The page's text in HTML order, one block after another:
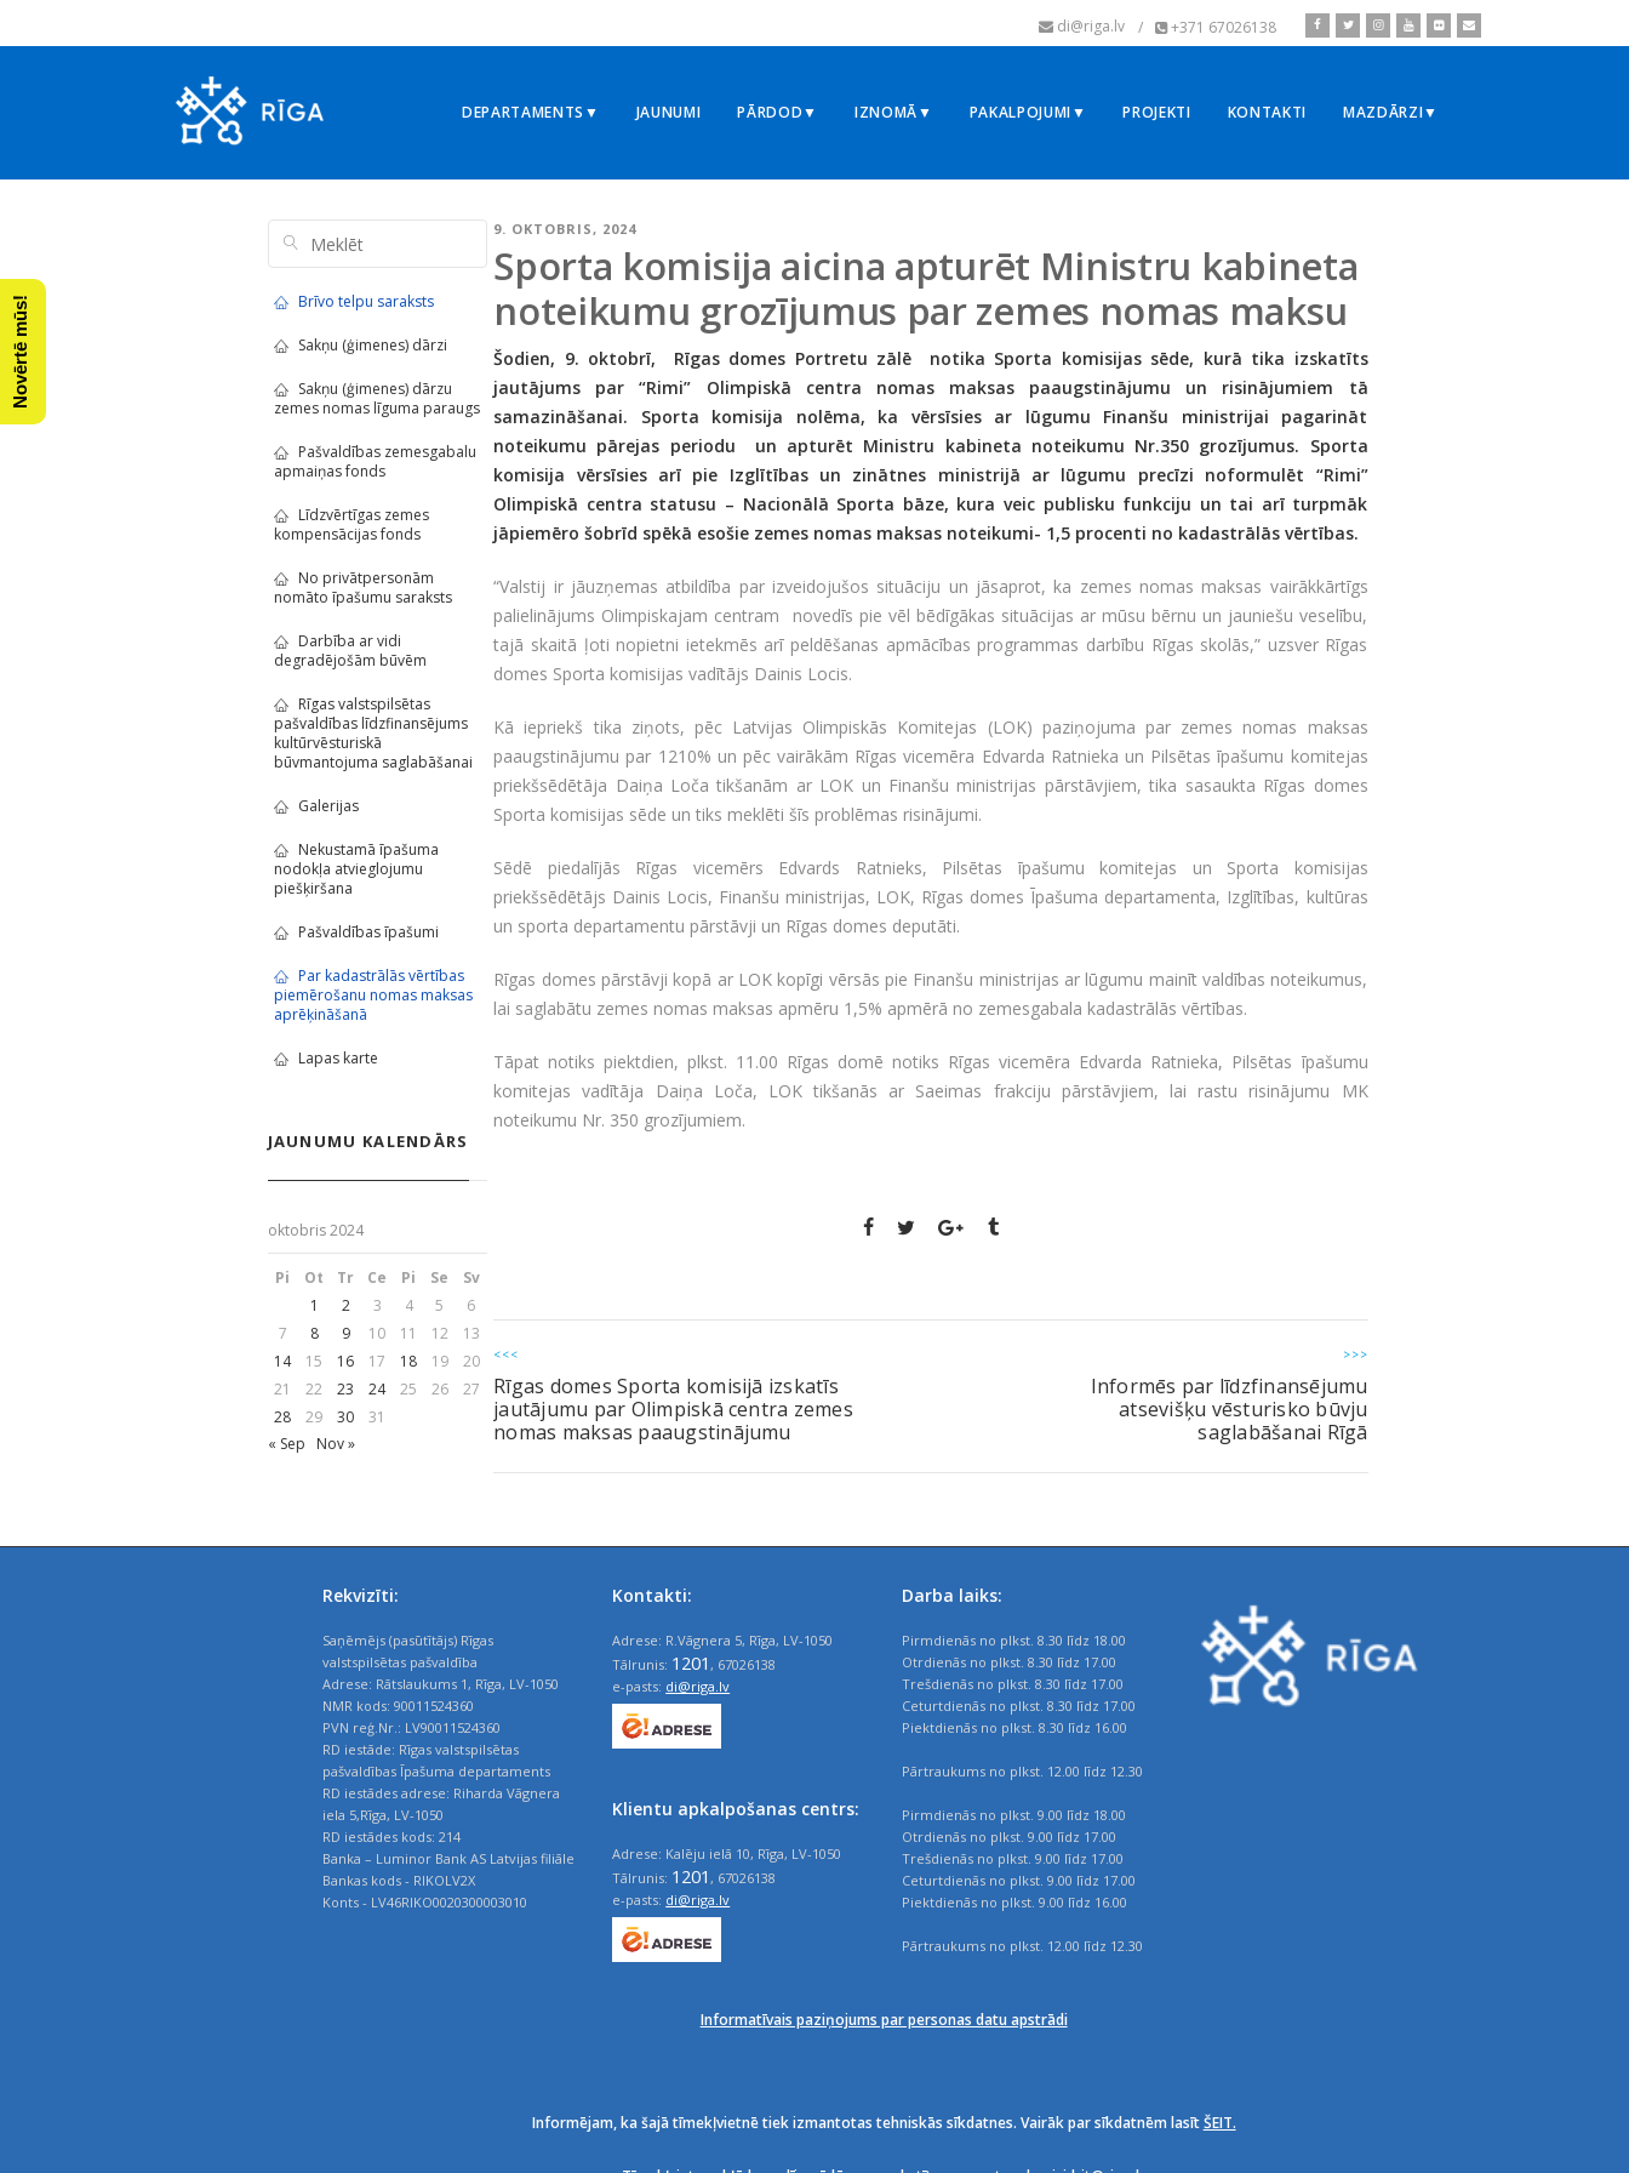
di@riga.lv / +371 67026138
DEPARTAMENTS▼ JAUNUMI PĀRDOD▼ IZNOMĀ▼ PAKALPOJUMI▼ PROJEKTI KONTAKTI MAZDĀRZI▼
9. OKTOBRIS, 2024
Sporta komisija aicina apturēt Ministru kabineta
noteikumu grozījumus par zemes nomas maksu
Šodien, 9. oktobrī, Rīgas domes Portretu zālē notika Sporta komisijas sēde, kurā tika izskatīts
jautājums par “Rimi” Olimpiskā centra nomas maksas paaugstinājumu un risinājumiem tā
samazināšanai. Sporta komisija nolēma, ka vērsīsies ar lūgumu Finanšu ministrijai pagarināt
noteikumu pārejas periodu un apturēt Ministru kabineta noteikumu Nr.350 grozījumus. Sporta
komisija vērsīsies arī pie Izglītības un zinātnes ministrijā ar lūgumu precīzi noformulēt “Rimi”
Olimpiskā centra statusu – Nacionālā Sporta bāze, kura veic publisku funkciju un tai arī turpmāk
jāpiemēro šobrīd spēkā esošie zemes nomas maksas noteikumi- 1,5 procenti no kadastrālās vērtības.
“Valstij ir jāuzņemas atbildība par izveidojušos situāciju un jāsaprot, ka zemes nomas maksas vairākkārtīgs
palielinājums Olimpiskajam centram novedīs pie vēl bēdīgākas situācijas ar mūsu bērnu un jauniešu veselību,
tajā skaitā ļoti nopietni ietekmēs arī peldēšanas apmācības programmas darbību Rīgas skolās,” uzsver Rīgas
domes Sporta komisijas vadītājs Dainis Locis.
Kā iepriekš tika ziņots, pēc Latvijas Olimpiskās Komitejas (LOK) paziņojuma par zemes nomas maksas
paaugstinājumu par 1210% un pēc vairākām Rīgas vicemēra Edvarda Ratnieka un Pilsētas īpašumu komitejas
priekšsēdētāja Daiņa Loča tikšanām ar LOK un Finanšu ministrijas pārstāvjiem, tika sasaukta Rīgas domes
Sporta komisijas sēde un tiks meklēti šīs problēmas risinājumi.
Sēdē piedalījās Rīgas vicemērs Edvards Ratnieks, Pilsētas īpašumu komitejas un Sporta komisijas
priekšsēdētājs Dainis Locis, Finanšu ministrijas, LOK, Rīgas domes Īpašuma departamenta, Izglītības, kultūras
un sporta departamentu pārstāvji un Rīgas domes deputāti.
Rīgas domes pārstāvji kopā ar LOK kopīgi vērsās pie Finanšu ministrijas ar lūgumu mainīt valdības noteikumus,
lai saglabātu zemes nomas maksas apmēru 1,5% apmērā no zemesgabala kadastrālās vērtības.
Tāpat notiks piektdien, plkst. 11.00 Rīgas domē notiks Rīgas vicemēra Edvarda Ratnieka, Pilsētas īpašumu
komitejas vadītāja Daiņa Loča, LOK tikšanās ar Saeimas frakciju pārstāvjiem, lai rastu risinājumu MK
noteikumu Nr. 350 grozījumiem.
<<<
Rīgas domes Sporta komisijā izskatīs
jautājumu par Olimpiskā centra zemes
nomas maksas paaugstinājumu
>>>
Informēs par līdzfinansējumu
atsevišķu vēsturisko būvju
saglabāšanai Rīgā
Brīvo telpu saraksts
Sakņu (ģimenes) dārzi
Sakņu (ģimenes) dārzu
zemes nomas līguma paraugs
Pašvaldības zemesgabalu
apmaiņas fonds
Līdzvērtīgas zemes
kompensācijas fonds
No privātpersonām
nomāto īpašumu saraksts
Darbība ar vidi
degradējošām būvēm
Rīgas valstspilsētas
pašvaldības līdzfinansējums
kultūrvēsturiskā
būvmantojuma saglabāšanai
Galerijas
Nekustamā īpašuma
nodokļa atvieglojumu
piešķiršana
Pašvaldības īpašumi
Par kadastrālās vērtības
piemērošanu nomas maksas
aprēķināšanā
Lapas karte
JAUNUMU KALENDĀRS
oktobris 2024
Pi Ot Tr Ce Pi Se
Sv
1
2 3 4 5
6
7
8 9 10 11 12
13
14
15 16 17 18 19
20
21
22 23 24 25 26
27
28
29 30
31
« Sep
Nov »
Rekvizīti:
Saņēmējs (pasūtītājs) Rīgas
valstspilsētas pašvaldība
Adrese: Rātslaukums 1, Rīga, LV-1050
NMR kods: 90011524360
PVN reģ.Nr.: LV90011524360
RD iestāde: Rīgas valstspilsētas
pašvaldības Īpašuma departaments
RD iestādes adrese: Riharda Vāgnera
iela 5,Rīga, LV-1050
RD iestādes kods: 214
Banka – Luminor Bank AS Latvijas filiāle
Bankas kods - RIKOLV2X
Konts - LV46RIKO0020300003010
Kontakti:
Adrese: R.Vāgnera 5, Rīga, LV-1050
Tālrunis: 1201 , 67026138
e-pasts: di@riga.lv
Klientu apkalpošanas centrs:
Adrese: Kalēju ielā 10, Rīga, LV-1050
Tālrunis: 1201 , 67026138
e-pasts: di@riga.lv
Darba laiks:
Pirmdienās no plkst. 8.30 līdz 18.00
Otrdienās no plkst. 8.30 līdz 17.00
Trešdienās no plkst. 8.30 līdz 17.00
Ceturtdienās no plkst. 8.30 līdz 17.00
Piektdienās no plkst. 8.30 līdz 16.00
Pārtraukums no plkst. 12.00 līdz 12.30
Pirmdienās no plkst. 9.00 līdz 18.00
Otrdienās no plkst. 9.00 līdz 17.00
Trešdienās no plkst. 9.00 līdz 17.00
Ceturtdienās no plkst. 9.00 līdz 17.00
Piektdienās no plkst. 9.00 līdz 16.00
Pārtraukums no plkst. 12.00 līdz 12.30
Informatīvais paziņojums par personas datu apstrādi
Informējam, ka šajā tīmekļvietnē tiek izmantotas tehniskās sīkdatnes. Vairāk par sīkdatnēm lasītŠEIT.
Novērtē mūs!